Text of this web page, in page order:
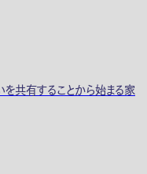
を共有することから始まる家